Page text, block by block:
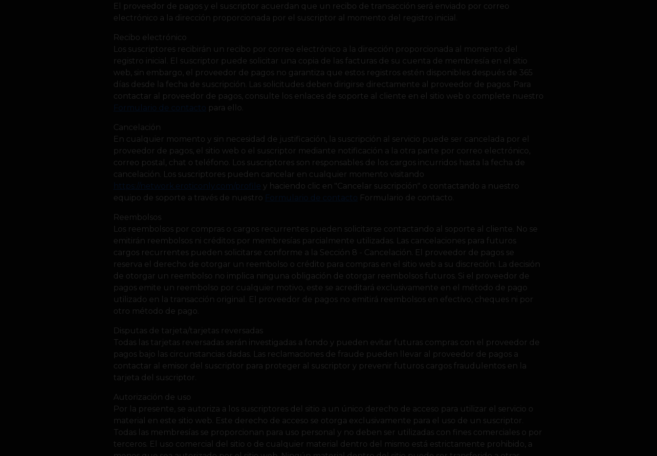
El proveedor de pagos y el suscriptor acuerdan que un recibo de transacción será enviado por correo
electrónico a la dirección proporcionada por el suscriptor al momento del registro inicial.
Recibo electrónico
Los suscriptores recibirán un recibo por correo electrónico a la dirección proporcionada al momento del
registro inicial. El suscriptor puede solicitar una copia de las facturas de su cuenta de membresía en el sitio
web, sin embargo, el proveedor de pagos no garantiza que estos registros estén disponibles después de 365
días desde la fecha de suscripción. Las solicitudes deben dirigirse directamente al proveedor de pagos. Para
contactar al proveedor de pagos, consulte los enlaces de soporte al cliente en el sitio web o complete nuestro
Formulario de contacto para ello.
Cancelación
En cualquier momento y sin necesidad de justificación, la suscripción al servicio puede ser cancelada por el
proveedor de pagos, el sitio web o el suscriptor mediante notificación a la otra parte por correo electrónico,
correo postal, chat o teléfono. Los suscriptores son responsables de los cargos incurridos hasta la fecha de
cancelación. Los suscriptores pueden cancelar en cualquier momento visitando
https://network.eroticonly.com/profile y haciendo clic en "Cancelar suscripción" o contactando a nuestro
equipo de soporte a través de nuestro Formulario de contacto Formulario de contacto.
Reembolsos
Los reembolsos por compras o cargos recurrentes pueden solicitarse contactando al soporte al cliente. No se
emitirán reembolsos ni créditos por membresías parcialmente utilizadas. Las cancelaciones para futuros
cargos recurrentes pueden solicitarse conforme a la Sección 8 - Cancelación. El proveedor de pagos se
reserva el derecho de otorgar un reembolso o crédito para compras en el sitio web a su discreción. La decisión
de otorgar un reembolso no implica ninguna obligación de otorgar reembolsos futuros. Si el proveedor de
pagos emite un reembolso por cualquier motivo, este se acreditará exclusivamente en el método de pago
utilizado en la transacción original. El proveedor de pagos no emitirá reembolsos en efectivo, cheques ni por
otro método de pago.
Disputas de tarjeta/tarjetas reversadas
Todas las tarjetas reversadas serán investigadas a fondo y pueden evitar futuras compras con el proveedor de
pagos bajo las circunstancias dadas. Las reclamaciones de fraude pueden llevar al proveedor de pagos a
contactar al emisor del suscriptor para proteger al suscriptor y prevenir futuros cargos fraudulentos en la
tarjeta del suscriptor.
Autorización de uso
Por la presente, se autoriza a los suscriptores del sitio a un único derecho de acceso para utilizar el servicio o
material en este sitio web. Este derecho de acceso se otorga exclusivamente para el uso de un suscriptor.
Todas las membresías se proporcionan para uso personal y no deben ser utilizadas con fines comerciales o por
terceros. El uso comercial del sitio o de cualquier material dentro del mismo está estrictamente prohibido, a